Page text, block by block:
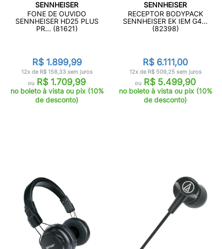
SENNHEISER
FONE DE OUVIDO
SENNHEISER HD25 PLUS
PR... (81621)
R$ 1.899,99
12x de R$ 158,33 sem juros
ou R$ 1.709,99
no boleto à vista ou pix (10%
de desconto)
SENNHEISER
RECEPTOR BODYPACK
SENNHEISER EK IEM G4...
(82398)
R$ 6.111,00
12x de R$ 509,25 sem juros
ou R$ 5.499,90
no boleto à vista ou pix (10%
de desconto)